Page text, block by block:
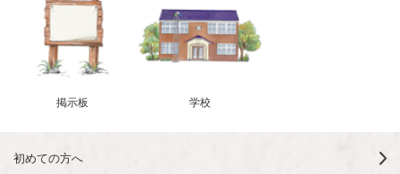
掲示板 学校
初めての方へ